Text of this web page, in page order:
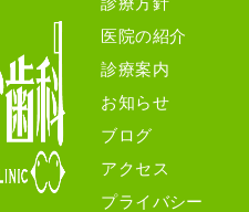
医院の紹介
診療案内
お知らせ
ブログ
アクセス
プライバシー